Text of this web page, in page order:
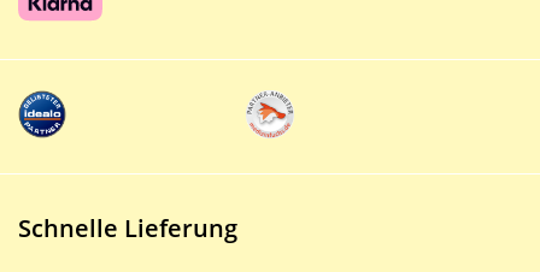
Schnelle Lieferung